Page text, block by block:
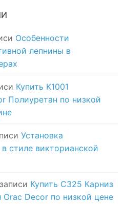
Особенности
лепнины в
Купить K1001
Полиуретан по низкой
Установка
стиле викторианской
Купить C325 Карниз
Decor по низкой цене